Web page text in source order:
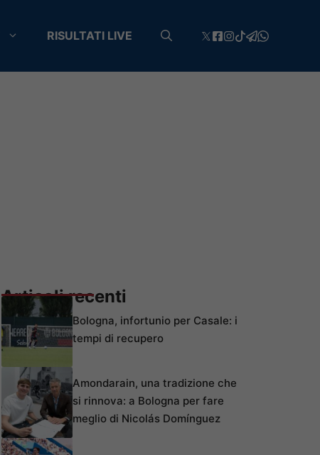
RISULTATI LIVE
Articoli recenti
Bologna, infortunio per Casale: i
tempi di recupero
Amondarain, una tradizione che
si rinnova: a Bologna per fare
meglio di Nicolás Domínguez